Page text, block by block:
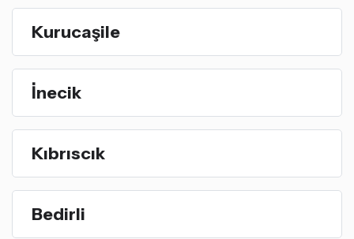
Kurucaşile
İnecik
Kıbrıscık
Bedirli